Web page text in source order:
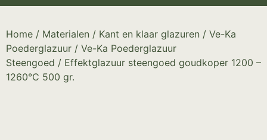
Home / Materialen / Kant en klaar glazuren / Ve-Ka
Poederglazuur / Ve-Ka Poederglazuur
Steengoed / Effektglazuur steengoed goudkoper 1200 –
1260°C 500 gr.